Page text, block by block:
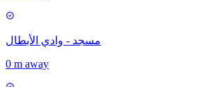
مسجد - وادي الأبطال
0 m away